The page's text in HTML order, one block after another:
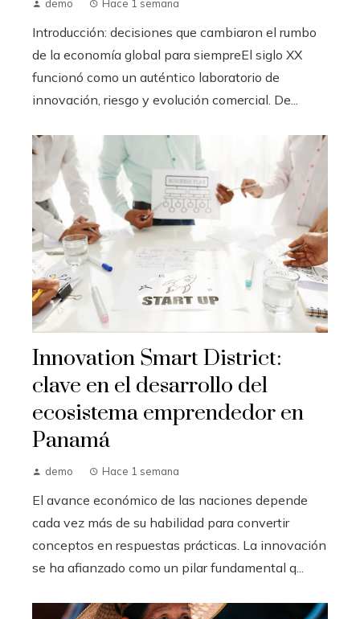
demo Hace 1 semana
Introducción: decisiones que cambiaron el rumbo
de la economía global para siempreEl siglo XX
funcionó como un auténtico laboratorio de
innovación, riesgo y evolución comercial. De...
Innovation Smart District:
clave en el desarrollo del
ecosistema emprendedor en
Panamá
demo Hace 1 semana
El avance económico de las naciones depende
cada vez más de su habilidad para convertir
conceptos en respuestas prácticas. La innovación
se ha afianzado como un pilar fundamental q...